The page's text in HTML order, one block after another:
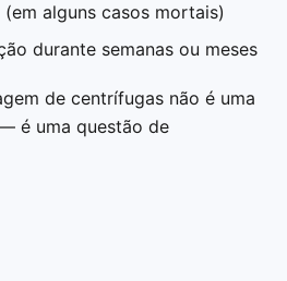
alguns casos mortais)
durante semanas ou meses
de centrífugas não é uma
é uma questão de